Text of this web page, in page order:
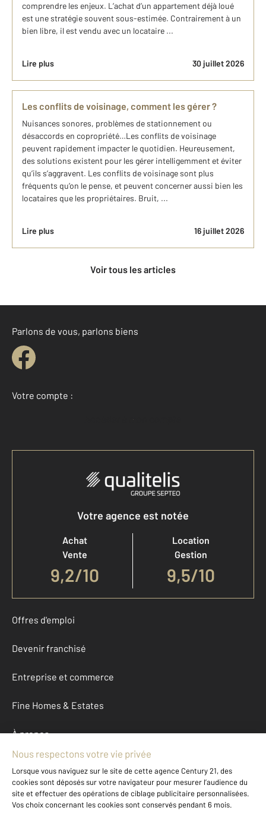
comprendre les enjeux. L’achat d’un appartement déjà loué
est une stratégie souvent sous-estimée. Contrairement à un
bien libre, il est vendu avec un locataire ...
Lire plus 30 juillet 2026
Les conflits de voisinage, comment les gérer ?
Nuisances sonores, problèmes de stationnement ou
désaccords en copropriété…Les conflits de voisinage
peuvent rapidement impacter le quotidien. Heureusement,
des solutions existent pour les gérer intelligemment et éviter
qu’ils s’aggravent. Les conflits de voisinage sont plus
fréquents qu’on le pense, et peuvent concerner aussi bien les
locataires que les propriétaires. Bruit, ...
Lire plus 16 juillet 2026
Voir tous les articles
Parlons de vous, parlons biens
Votre compte :
Accéder à mon compte
Votre agence est notée
Achat
Vente
9,2/10
Location
Gestion
9,5/10
Offres d'emploi
Devenir franchisé
Entreprise et commerce
Fine Homes & Estates
À propos
International
Nous contacter